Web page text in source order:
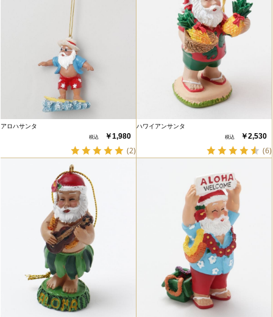
アロハサンタ
￥1,980
(2)
ハワイアンサンタ
￥2,530
(6)